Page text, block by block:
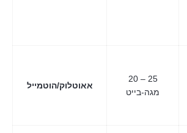
אאוטלוק/הוטמייל
20 – 25
מגה-בייט